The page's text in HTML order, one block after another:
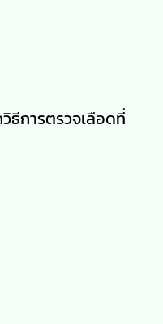
ธีการตรวจเลือดที่